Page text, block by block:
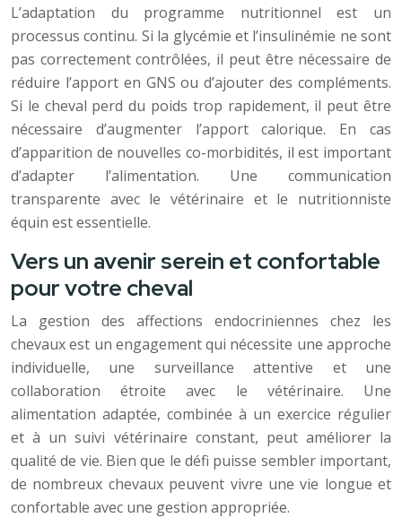
L’adaptation du programme nutritionnel est un
processus continu. Si la glycémie et l’insulinémie ne sont
pas correctement contrôlées, il peut être nécessaire de
réduire l’apport en GNS ou d’ajouter des compléments.
Si le cheval perd du poids trop rapidement, il peut être
nécessaire d’augmenter l’apport calorique. En cas
d’apparition de nouvelles co-morbidités, il est important
d’adapter l’alimentation. Une communication
transparente avec le vétérinaire et le nutritionniste
équin est essentielle.
Vers un avenir serein et confortable
pour votre cheval
La gestion des affections endocriniennes chez les
chevaux est un engagement qui nécessite une approche
individuelle, une surveillance attentive et une
collaboration étroite avec le vétérinaire. Une
alimentation adaptée, combinée à un exercice régulier
et à un suivi vétérinaire constant, peut améliorer la
qualité de vie. Bien que le défi puisse sembler important,
de nombreux chevaux peuvent vivre une vie longue et
confortable avec une gestion appropriée.